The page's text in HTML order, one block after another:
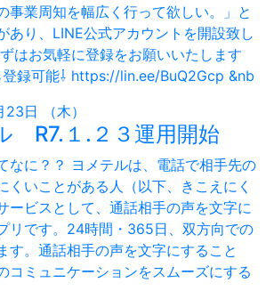
事業周知を幅広く行って欲しい。」と
あり、LINE公式アカウントを開設致し
はお気軽に登録をお願いいたします
登録可能⇩ https://lin.ee/BuQ2Gcp &nb
23日 （木）
R7.１.２３運用開始
なに？？ ヨメテルは、電話で相手先の
くいことがある人（以下、きこえにく
ービスとして、通話相手の声を文字に
リです。24時間・365日、双方向での
す。通話相手の声を文字にすること
コミュニケーションをスムーズにする